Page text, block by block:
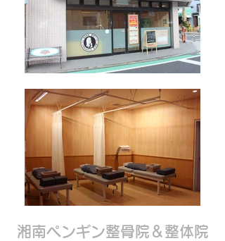
湘南ペンギン整骨院＆整体院